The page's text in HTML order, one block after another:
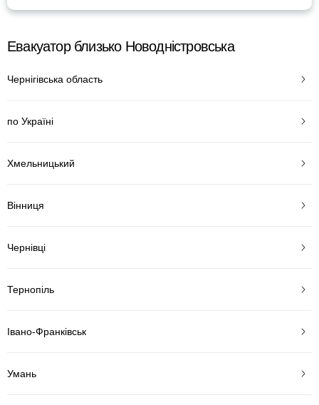
Евакуатор близько Новодністровська
Чернігівська область
по Україні
Хмельницький
Вінниця
Чернівці
Тернопіль
Івано-Франківськ
Умань